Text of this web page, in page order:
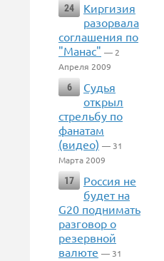
24
Киргизия
разорвала
соглашения по
"Манас" — 2
Апреля 2009
6
Судья
открыл
стрельбу по
фанатам
(видео) — 31
Марта 2009
17
Россия не
будет на
G20 поднимать
разговор о
резервной
валюте — 31